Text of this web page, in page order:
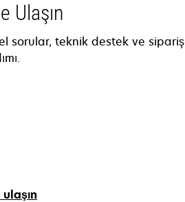
Ulaşın
sorular, teknik destek ve sipariş